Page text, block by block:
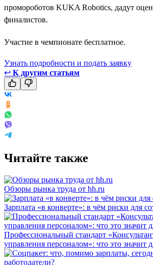
промороботов KUKA Robotics, дадут
финалистов.
Участие в чемпионате бесплатное.
Узнать подробности и подать заявку
↩ К другим статьям
Читайте также
Обзоры рынка труда от hh.ru
Зарплата «в конверте»: в чём риски для
Профессиональный стандарт
управления персоналом»: что это значит